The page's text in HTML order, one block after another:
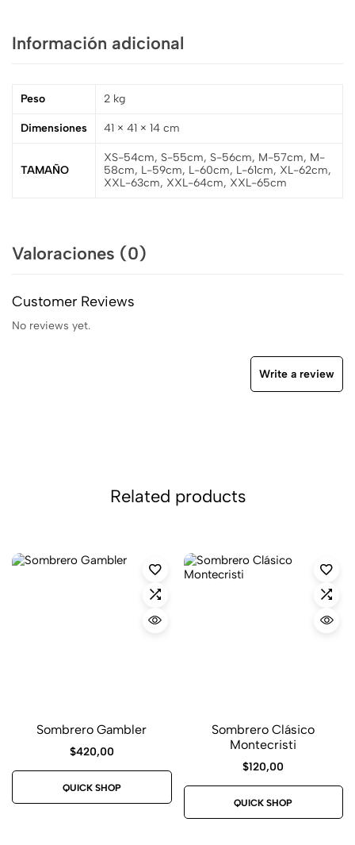
Información adicional
Peso 2 kg
Dimensiones 41 × 41 × 14 cm
TAMAÑO
XS-54cm, S-55cm, S-56cm, M-57cm, M-
58cm, L-59cm, L-60cm, L-61cm, XL-62cm,
XXL-63cm, XXL-64cm, XXL-65cm
Valoraciones (0)
Customer Reviews
No reviews yet.
Write a review
Related products
Sombrero Gambler
$420,00
QUICK SHOP
Sombrero Clásico
Montecristi
$120,00
QUICK SHOP